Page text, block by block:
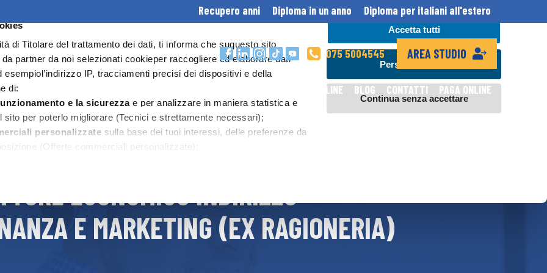
di Titolare del trattamento dei dati, ti informa che suquesto sito
partner da noi selezionati cookieper raccogliere ed elaborare dati
IP, tracciamenti precisi dei dispositivi e della
di:
e la sicurezzae per analizzare in maniera statistica e
sito per poterlo migliorare (Tecnici e strettamente necessari);
personalizzate sulla base dei tuoi interessi, delle preferenze da
(Offerte commerciali personalizzate);
dei contenuti).
e revocare ilconsenso all’installazione di tutti o alcuni dei sistemi
le tue preferenze accedendo alla sezione “Gestisci”, raggiungibile
attraverso questo banner.Visualizza Cookie Policy
Accetta tutti
Personalizza
Continua senza accettare
ECONOMICO INDIRIZZO
E MARKETING (EX RAGIONERIA)
Recupero anni Diploma in un anno Diploma per italiani all'estero
HEADER
CONTATTI
075 5004545 AREA STUDIO
DIPLOMA ONLINE BLOG CONTATTI PAGA ONLINE